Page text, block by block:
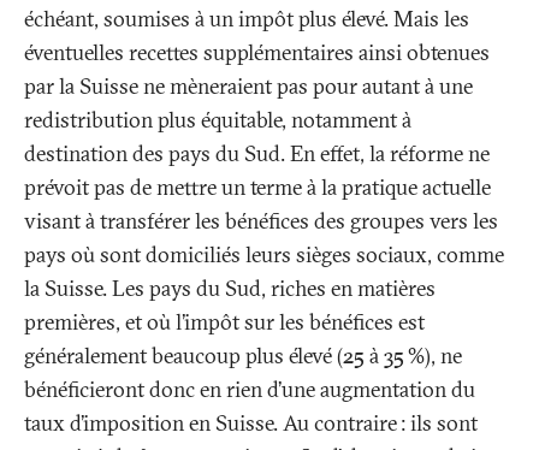
échéant, soumises à un impôt plus élevé. Mais les
éventuelles recettes supplémentaires ainsi obtenues
par la Suisse ne mèneraient pas pour autant à une
redistribution plus équitable, notamment à
destination des pays du Sud. En effet, la réforme ne
prévoit pas de mettre un terme à la pratique actuelle
visant à transférer les bénéfices des groupes vers les
pays où sont domiciliés leurs sièges sociaux, comme
la Suisse. Les pays du Sud, riches en matières
premières, et où l’impôt sur les bénéfices est
généralement beaucoup plus élevé (25 à 35%), ne
bénéficieront donc en rien d’une augmentation du
taux d’imposition en Suisse. Au contraire: ils sont